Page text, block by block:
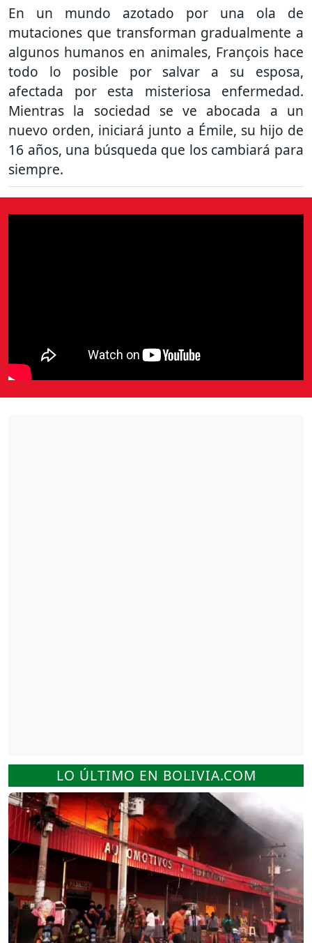
En un mundo azotado por una ola de
mutaciones que transforman gradualmente a
algunos humanos en animales, François hace
todo lo posible por salvar a su esposa,
afectada por esta misteriosa enfermedad.
Mientras la sociedad se ve abocada a un
nuevo orden, iniciará junto a Émile, su hijo de
16 años, una búsqueda que los cambiará para
siempre.
LO ÚLTIMO EN BOLIVIA.COM